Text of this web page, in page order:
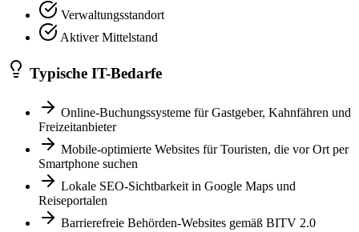
Verwaltungsstandort
Aktiver Mittelstand
Typische IT-Bedarfe
Online-Buchungssysteme für Gastgeber, Kahnfähren und
Freizeitanbieter
Mobile-optimierte Websites für Touristen, die vor Ort per
Smartphone suchen
Lokale SEO-Sichtbarkeit in Google Maps und
Reiseportalen
Barrierefreie Behörden-Websites gemäß BITV 2.0